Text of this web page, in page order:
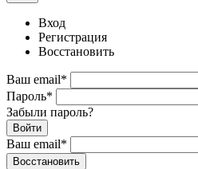
Вход
Регистрация
Восстановить
Ваш email*
Пароль*
Забыли пароль?
Войти
Ваш email*
Воcстановить